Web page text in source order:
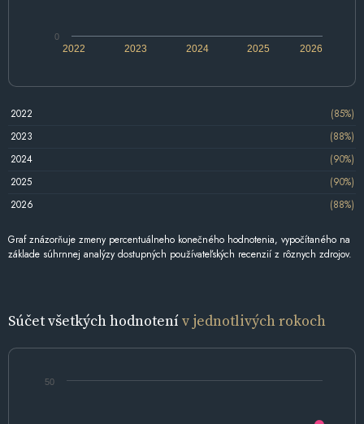
2022 2024 2026
2023 2025
0
2022
(85%)
2023
(88%)
2024
(90%)
2025
(90%)
2026
(88%)
Graf znázorňuje zmeny percentuálneho konečného hodnotenia, vypočítaného na
základe súhrnnej analýzy dostupných používateľských recenzií z rôznych zdrojov.
Súčet všetkých hodnotenív jednotlivých rokoch
50